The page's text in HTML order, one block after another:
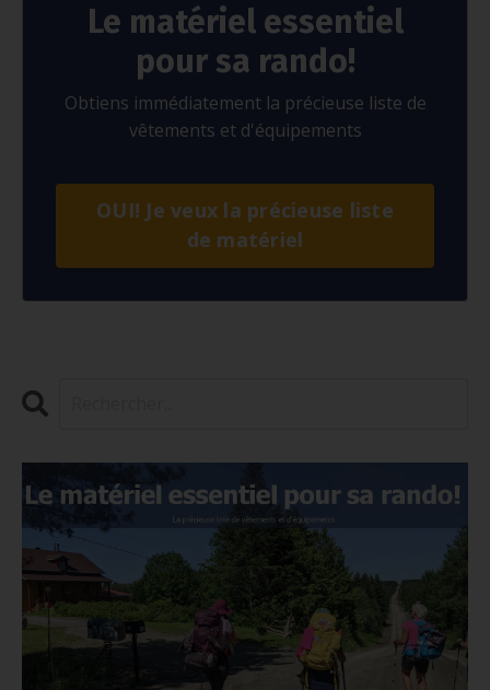
Le matériel essentiel
pour sa rando!
Obtiens immédiatement la précieuse liste de
vêtements et d'équipements
OUI! Je veux la précieuse liste
de matériel